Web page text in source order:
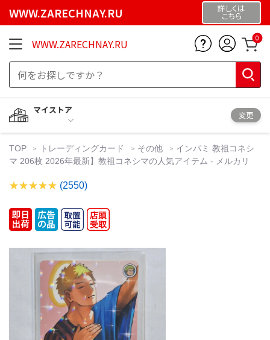
WWW.ZARECHNAY.RU 詳しくは
こちら
WWW.ZARECHNAY.RU 0
マイストア
変更
TOP トレーディングカード その他
インパミ 教祖コネシ
マ 206枚 2026年最新】教祖コネシマの人気アイテム - メルカリ
(2550)